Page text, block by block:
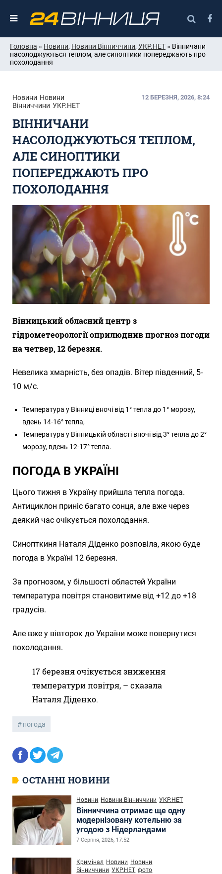
Головна » Новини, Новини Вінниччини, УКР.НЕТ » Вінничани
насолоджуються теплом, але синоптики попереджають про
похолодання
Новини Новини
Вінниччини УКР.НЕТ
12 БЕРЕЗНЯ, 2026, 8:24
ВІННИЧАНИ
НАСОЛОДЖУЮТЬСЯ ТЕПЛОМ,
АЛЕ СИНОПТИКИ
ПОПЕРЕДЖАЮТЬ ПРО
ПОХОЛОДАННЯ
Вінницький обласний центр з
гідрометеорології оприлюднив прогноз погоди
на четвер, 12 березня.
Невелика хмарність, без опадів. Вітер південний, 5-
10 м/с.
Температура у Вінниці вночі від 1° тепла до 1° морозу,
вдень 14-16° тепла,
Температура у Вінницькій області вночі від 3° тепла до 2°
морозу, вдень 12-17° тепла.
ПОГОДА В УКРАЇНІ
Цього тижня в Україну прийшла тепла погода.
Антициклон приніс багато сонця, але вже через
деякий час очікується похолодання.
Синопткиня Наталя Діденко розповіла, якою буде
погода в Україні 12 березня.
За прогнозом, у більшості областей України
температура повітря становитиме від +12 до +18
градусів.
Але вже у вівторок до України може повернутися
похолодання.
17 березня очікується зниження
температури повітря, – сказала
Наталя Діденко.
погода
ОСТАННІ НОВИНИ
Новини Новини Вінниччини УКР.НЕТ
Вінниччина отримає ще одну
модернізовану котельню за
угодою з Нідерландами
7 Серпня, 2026, 17:52
Кримінал Новини Новини
Вінниччини УКР.НЕТ фото